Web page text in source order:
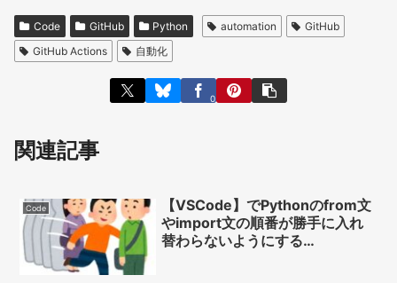
Code GitHub Python automation
GitHub
GitHub Actions
自動化
0
関連記事
Code
【VSCode】でPythonのfrom文
やimport文の順番が勝手に入れ
替わらないようにする